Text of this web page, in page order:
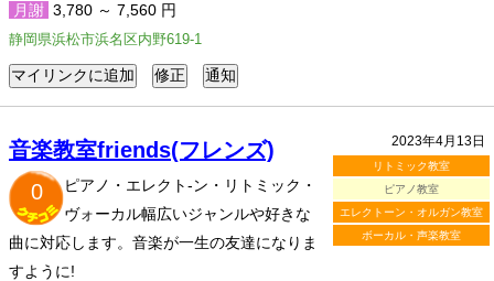
月謝 3,780 ～ 7,560 円
静岡県浜松市浜名区内野619-1
2023年4月13日
リトミック教室
ピアノ教室
エレクトーン・オルガン教室
ボーカル・声楽教室
音楽教室friends(フレンズ)
0
ピアノ・エレクト-ン・リトミック・
ヴォーカル幅広いジャンルや好きな
曲に対応します。音楽が一生の友達になりま
すように!